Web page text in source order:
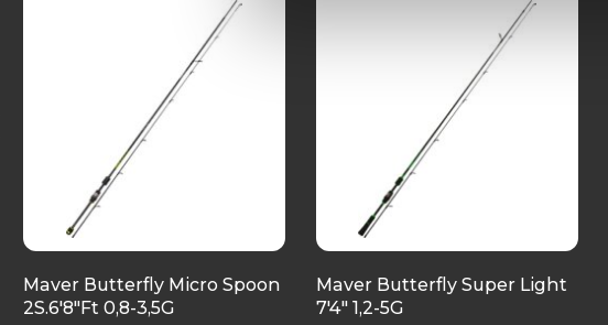
Maver Butterfly Micro Spoon
2S.6'8"Ft 0,8-3,5G
Maver Butterfly Super Light
7'4" 1,2-5G